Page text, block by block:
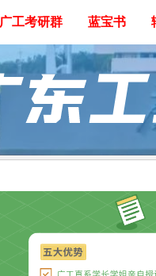
广工考研群 蓝宝书